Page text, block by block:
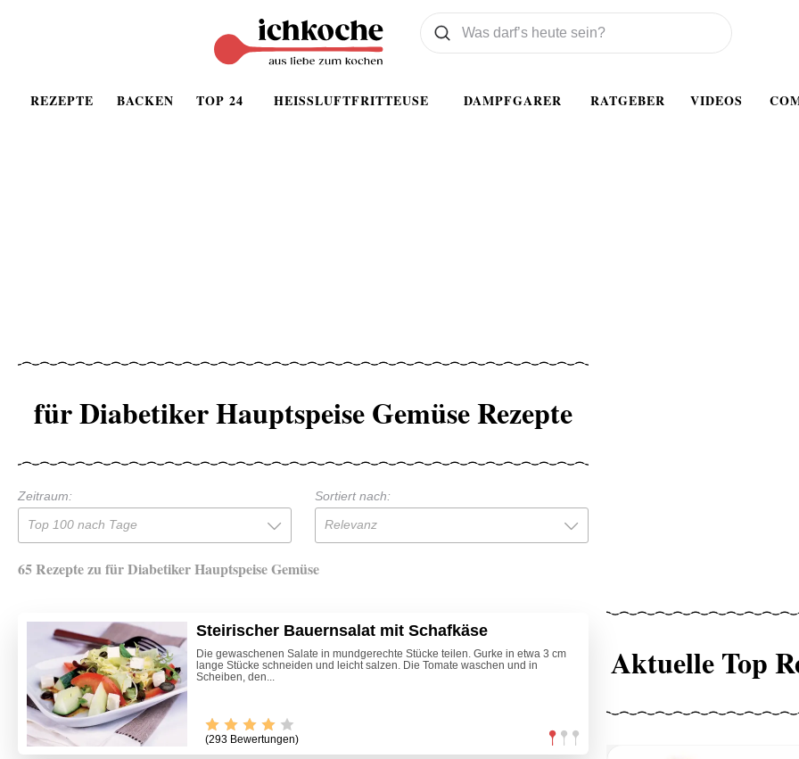
REZEPTE BACKEN TOP 24 HEISSLUFTFRITTEUSE DAMPFGARER RATGEBER VIDEOS
Was wollen Sie suchen
Suchen
für Diabetiker Hauptspeise Gemüse Rezepte
Zeitraum:
Top 100 nach Tage
Sortiert nach:
Relevanz
65 Rezepte zu für Diabetiker Hauptspeise Gemüse
Steirischer Bauernsalat mit Schafkäse
Die gewaschenen Salate in mundgerechte Stücke teilen. Gurke in etwa 3 cm
lange Stücke schneiden und leicht salzen. Die Tomate waschen und in
Scheiben, den...
(293 Bewertungen)
Aktuelle Top